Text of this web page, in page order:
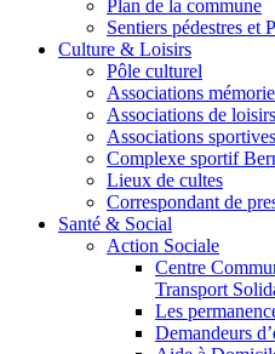
Plan de la commune
Sentiers pédestres et
Culture & Loisirs
Pôle culturel
Associations
Associations de loisirs
Associations sportives
Complexe sportif
Lieux de cultes
Correspondant de
Santé & Social
Action Sociale
Centre
Transport
Les
Demandeurs